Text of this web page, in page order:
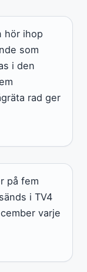
hör ihop
som
i den
rad ger
på fem
i TV4
varje